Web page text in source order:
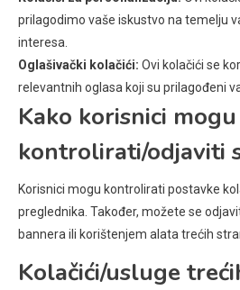
prilagodimo vaše iskustvo na temelju
interesa.
Oglašivački kolačići: Ovi kolačići se
relevantnih oglasa koji su prilagođeni
Kako korisnici mogu
kontrolirati/odjaviti
Korisnici mogu kontrolirati postavke
preglednika. Također, možete se
bannera ili korištenjem alata trećih
Kolačići/usluge